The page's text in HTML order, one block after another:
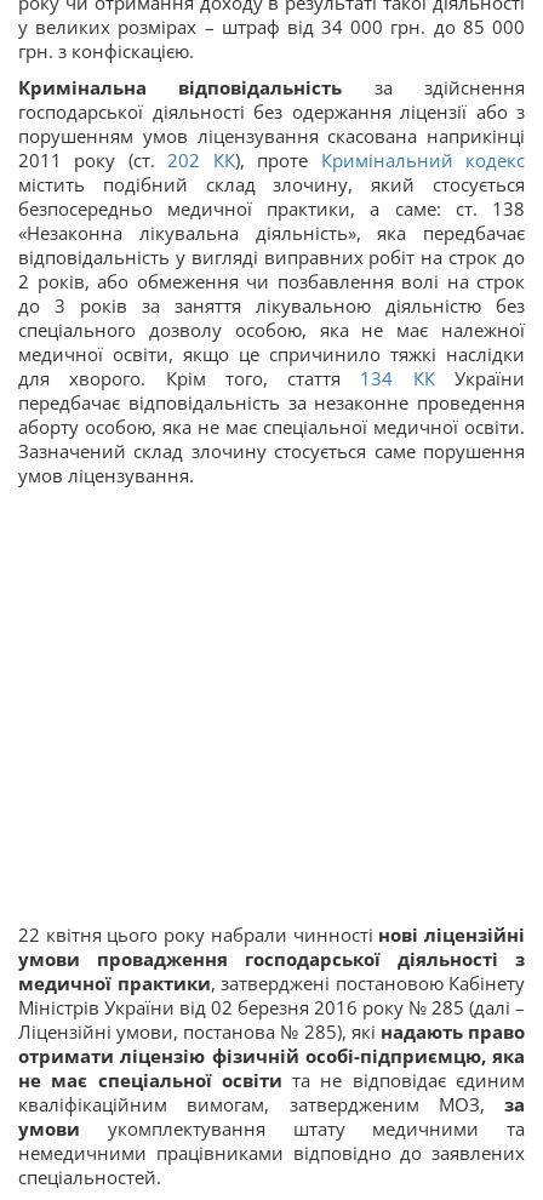
у великих розмірах – штраф від 34 000 грн. до 85 000
грн. з конфіскацією.
Кримінальна відповідальність за здійснення
господарської діяльності без одержання ліцензії або з
порушенням умов ліцензування скасована наприкінці
2011 року (ст. 202 КК), проте Кримінальний кодекс
містить подібний склад злочину, який стосується
безпосередньо медичної практики, а саме: ст. 138
«Незаконна лікувальна діяльність», яка передбачає
відповідальність у вигляді виправних робіт на строк до
2 років, або обмеження чи позбавлення волі на строк
до 3 років за заняття лікувальною діяльністю без
спеціального дозволу особою, яка не має належної
медичної освіти, якщо це спричинило тяжкі наслідки
для хворого. Крім того, стаття 134 ККУкраїни
передбачає відповідальність за незаконне проведення
аборту особою, яка не має спеціальної медичної освіти.
Зазначений склад злочину стосується саме порушення
умов ліцензування.
22 квітня цього року набрали чинності нові ліцензійні
умови провадження господарської діяльності з
медичної практики, затверджені постановою Кабінету
Міністрів України від 02 березня 2016 року № 285 (далі –
Ліцензійні умови, постанова № 285), які надають право
отримати ліцензію фізичній особі-підприємцю, яка
не має спеціальної освіти та не відповідає єдиним
кваліфікаційним вимогам, затвердженим МОЗ, за
умови укомплектування штату медичними та
немедичними працівниками відповідно до заявлених
спеціальностей.